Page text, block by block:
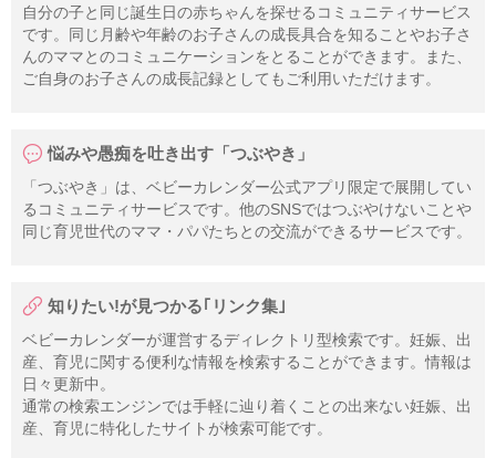
自分の子と同じ誕生日の赤ちゃんを探せるコミュニティサービス
です。同じ月齢や年齢のお子さんの成長具合を知ることやお子さ
んのママとのコミュニケーションをとることができます。また、
ご自身のお子さんの成長記録としてもご利用いただけます。
悩みや愚痴を吐き出す「つぶやき」
「つぶやき」は、ベビーカレンダー公式アプリ限定で展開してい
るコミュニティサービスです。他のSNSではつぶやけないことや
同じ育児世代のママ・パパたちとの交流ができるサービスです。
知りたい!が見つかる｢リンク集｣
ベビーカレンダーが運営するディレクトリ型検索です。妊娠、出
産、育児に関する便利な情報を検索することができます。情報は
日々更新中。
通常の検索エンジンでは手軽に辿り着くことの出来ない妊娠、出
産、育児に特化したサイトが検索可能です。